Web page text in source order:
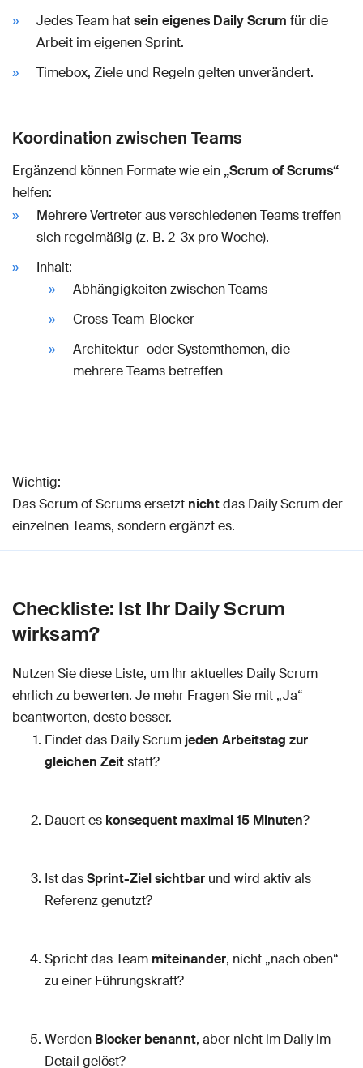
Jedes Team hatsein eigenes Daily Scrum für die
Arbeit im eigenen Sprint.
Timebox, Ziele und Regeln gelten unverändert.
Koordination zwischen Teams
Ergänzend können Formate wie ein„Scrum of Scrums“
helfen:
Mehrere Vertreter aus verschiedenen Teams treffen
sich regelmäßig (z. B. 2–3x pro Woche).
Inhalt:
Abhängigkeiten zwischen Teams
Cross-Team-Blocker
Architektur- oder Systemthemen, die
mehrere Teams betreffen
Wichtig:
Das Scrum of Scrums ersetzt nichtdas Daily Scrum der
einzelnen Teams, sondern ergänzt es.
Checkliste: Ist Ihr Daily Scrum
wirksam?
Nutzen Sie diese Liste, um Ihr aktuelles Daily Scrum
ehrlich zu bewerten. Je mehr Fragen Sie mit „Ja“
beantworten, desto besser.
Findet das Daily Scrum jeden Arbeitstag zur
gleichen Zeitstatt?
Dauert es konsequent maximal 15 Minuten?
Ist dasSprint-Ziel sichtbar und wird aktiv als
Referenz genutzt?
Spricht das Team miteinander, nicht „nach oben“
zu einer Führungskraft?
Werden Blocker benannt, aber nicht im Daily im
Detail gelöst?